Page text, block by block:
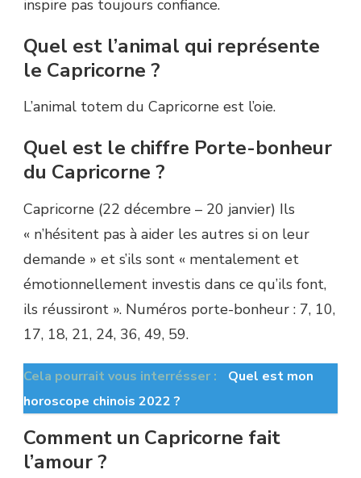
inspire pas toujours confiance.
Quel est l’animal qui représente
le Capricorne ?
L’animal totem du Capricorne est l’oie.
Quel est le chiffre Porte-bonheur
du Capricorne ?
Capricorne (22 décembre – 20 janvier) Ils
« n’hésitent pas à aider les autres si on leur
demande » et s’ils sont « mentalement et
émotionnellement investis dans ce qu’ils font,
ils réussiront ». Numéros porte-bonheur : 7, 10,
17, 18, 21, 24, 36, 49, 59.
Cela pourrait vous interrésser :
Quel est mon
horoscope chinois 2022 ?
Comment un Capricorne fait
l’amour ?